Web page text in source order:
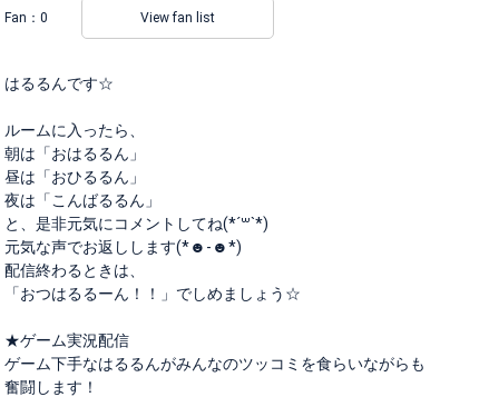
Fan： 0 View fan list
はるるんです☆
ルームに入ったら、
朝は「おはるるん」
昼は「おひるるん」
夜は「こんばるるん」
と、是非元気にコメントしてね(*´꒳`*)
元気な声でお返しします(*☻-☻*)
配信終わるときは、
「おつはるるーん！！」でしめましょう☆
★ゲーム実況配信
ゲーム下手なはるるんがみんなのツッコミを食らいながらも
奮闘します！